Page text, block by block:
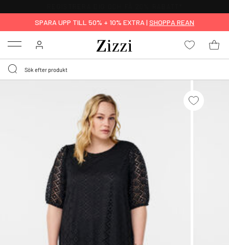
SPARA UPP TILL 50% + 10% EXTRA | SHOPPA REAN
Menu